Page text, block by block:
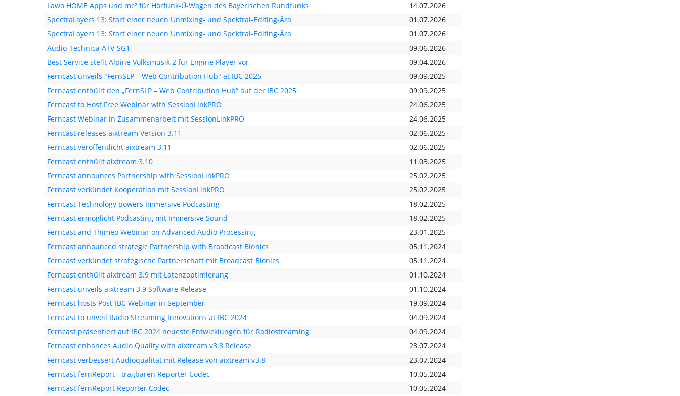
Lawo HOME Apps und mc² für Hörfunk-Ü-Wagen des Bayerischen Rundfunks
14.07.2026
SpectraLayers 13: Start einer neuen Unmixing- und Spektral-Editing-Ära
01.07.2026
SpectraLayers 13: Start einer neuen Unmixing- und Spektral-Editing-Ära
01.07.2026
Audio-Technica ATV-SG1
09.06.2026
Best Service stellt Alpine Volksmusik 2 für Engine Player vor
09.04.2026
Ferncast unveils "FernSLP – Web Contribution Hub" at IBC 2025
09.09.2025
Ferncast enthüllt den „FernSLP – Web Contribution Hub“ auf der IBC 2025
09.09.2025
Ferncast to Host Free Webinar with SessionLinkPRO
24.06.2025
Ferncast Webinar in Zusammenarbeit mit SessionLinkPRO
24.06.2025
Ferncast releases aixtream Version 3.11
02.06.2025
Ferncast veröffentlicht aixtream 3.11
02.06.2025
Ferncast enthüllt aixtream 3.10
11.03.2025
Ferncast announces Partnership with SessionLinkPRO
25.02.2025
Ferncast verkündet Kooperation mit SessionLinkPRO
25.02.2025
Ferncast Technology powers Immersive Podcasting
18.02.2025
Ferncast ermöglicht Podcasting mit Immersive Sound
18.02.2025
Ferncast and Thimeo Webinar on Advanced Audio Processing
23.01.2025
Ferncast announced strategic Partnership with Broadcast Bionics
05.11.2024
Ferncast verkündet strategische Partnerschaft mit Broadcast Bionics
05.11.2024
Ferncast enthüllt aixtream 3.9 mit Latenzoptimierung
01.10.2024
Ferncast unveils aixtream 3.9 Software Release
01.10.2024
Ferncast hosts Post-IBC Webinar in September
19.09.2024
Ferncast to unveil Radio Streaming Innovations at IBC 2024
04.09.2024
Ferncast präsentiert auf IBC 2024 neueste Entwicklungen für Radiostreaming
04.09.2024
Ferncast enhances Audio Quality with aixtream v3.8 Release
23.07.2024
Ferncast verbessert Audioqualität mit Release von aixtream v3.8
23.07.2024
Ferncast fernReport - tragbaren Reporter Codec
10.05.2024
Ferncast fernReport Reporter Codec
10.05.2024